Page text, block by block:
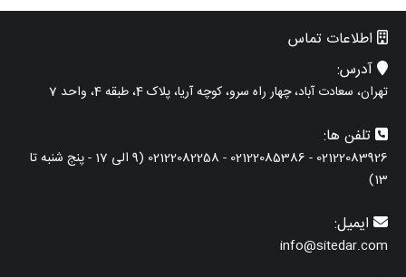
اطلاعات تماس
آدرس:
تهران، سعادت آباد، چهار راه سرو، کوچه آریا، پلاک 4، طبقه 4، واحد 7
تلفن ها:
02122083926 - 02122085386 - 02122082258 (9 الی 17 - پنج شنبه تا
13)
ایمیل:
info@sitedar.com